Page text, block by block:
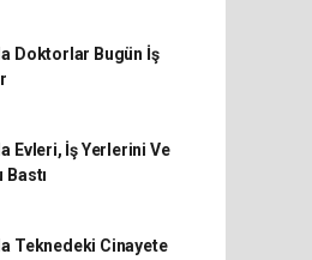
Doktorlar Bugün İş
Evleri, İş Yerlerini Ve
Bastı
Teknedeki Cinayete